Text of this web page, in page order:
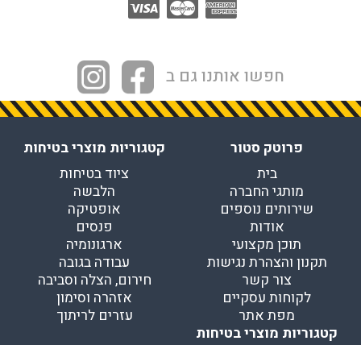
חפשו אותנו גם ב
פרוטק סטור
בית
מותגי החברה
שירותים נוספים
אודות
תוכן מקצועי
תקנון והצהרת נגישות
צור קשר
לקוחות עסקיים
מפת אתר
קטגוריות מוצרי בטיחות
ציוד בטיחות
הלבשה
אופטיקה
פנסים
ארגונומיה
עבודה בגובה
חירום, הצלה וסביבה
אזהרה וסימון
עזרים לריתוך
קטגוריות מוצרי בטיחות